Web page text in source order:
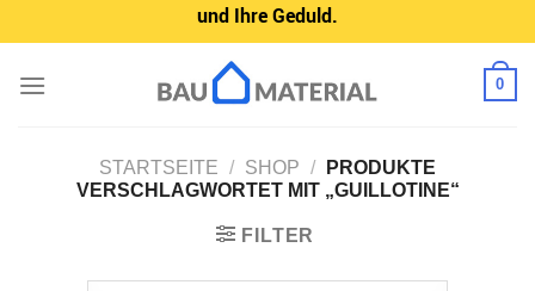
und Ihre Geduld.
Inhalt
0
STARTSEITE / SHOP /
PRODUKTE
VERSCHLAGWORTET MIT „GUILLOTINE“
FILTER